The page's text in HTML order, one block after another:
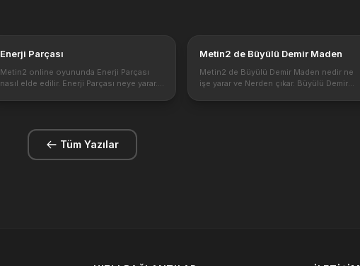
Enerji Parçası
Metin2 online oyununda Enerji Parçası
nasıl elde edilir. Enerji Parçası neye yarar.
parçaları...
Metin2 de Büyülü Demir Maden
Metin2 de Büyülü Demir Maden nedir ne
işe yarar ve Nerden çıkar. Büyülü Demir
Tüm Yazılar